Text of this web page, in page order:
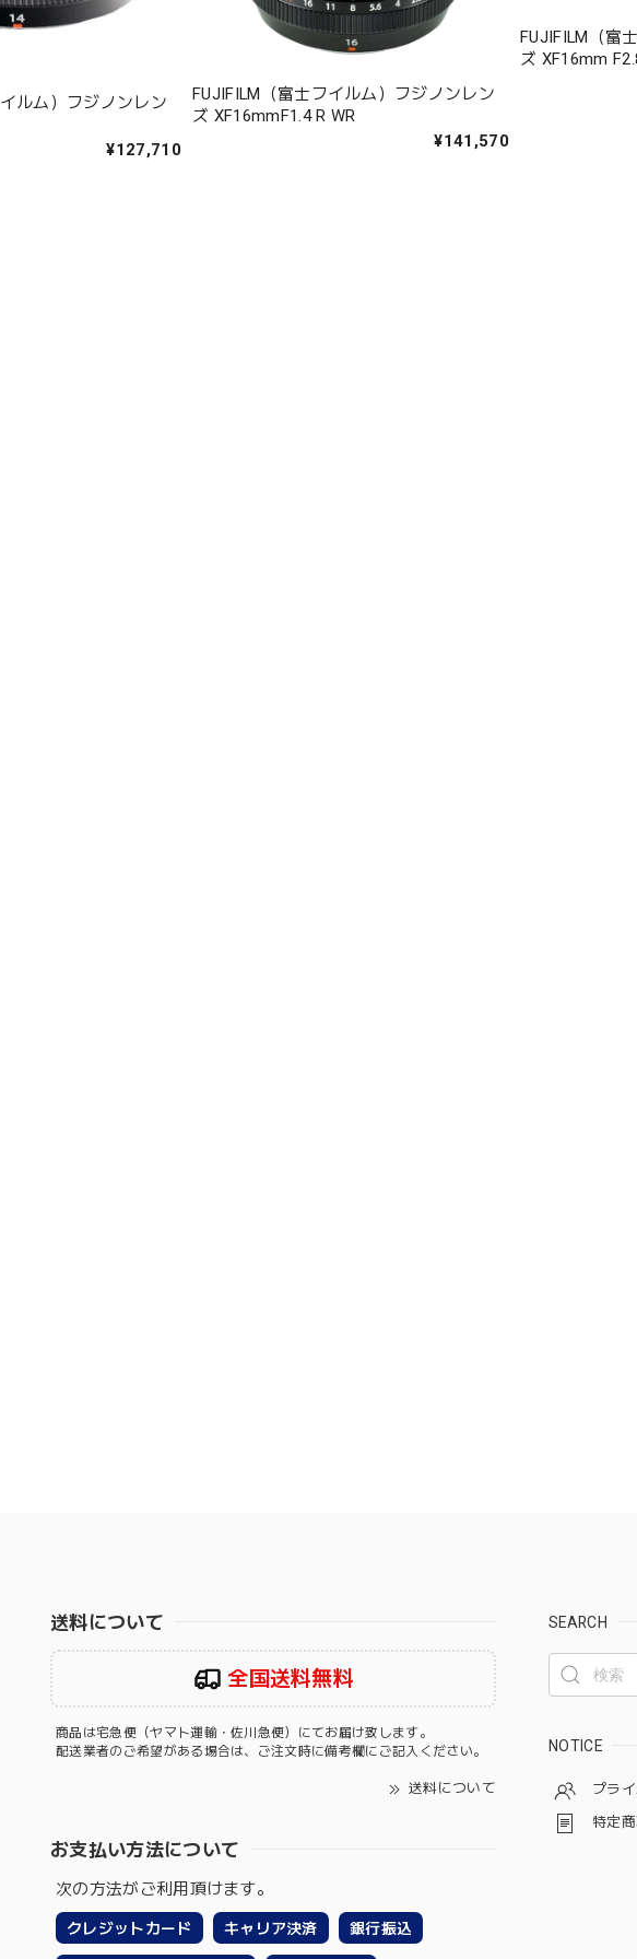
ルム）フジノンレン
¥127,710
FUJIFILM（富士フイルム）フジノンレン
ズ XF16mmF1.4 R WR
¥141,570
FUJIFILM（富
ズ XF16mm
送料について
全国送料無料
商品は宅急便（ヤマト運輸・佐川急便）にてお届け致します。
配送業者のご希望がある場合は、ご注文時に備考欄にご記入ください。
送料について
お支払い方法について
次の方法がご利用頂けます。
クレジットカード キャリア決済 銀行振込
SEARCH
NOTICE
プラ
特定